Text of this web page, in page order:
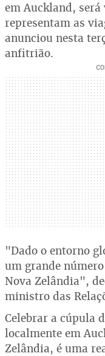
em Auckland,
representam as
anunciou nesta
anfitrião.
"Dado o entorno
um grande
Nova Zelândia",
ministro das
Celebrar a cúpula
localmente em
Zelândia, é uma